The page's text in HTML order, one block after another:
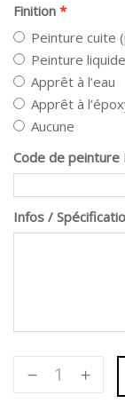
Finition
Peinture cuite
Peinture liquide
Apprêt à l’eau
Apprêt à
Aucune
Code de peinture
Infos /
quantité